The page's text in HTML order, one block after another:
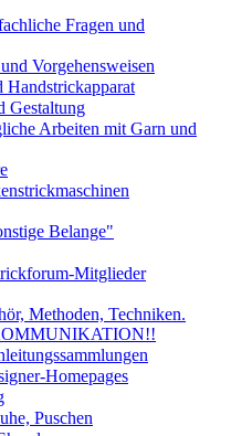
Fragen und
Vorgehensweisen
Gestaltung
Arbeiten mit Garn und
Belange"
Mitglieder
Methoden, Techniken.
Homepages
Puschen